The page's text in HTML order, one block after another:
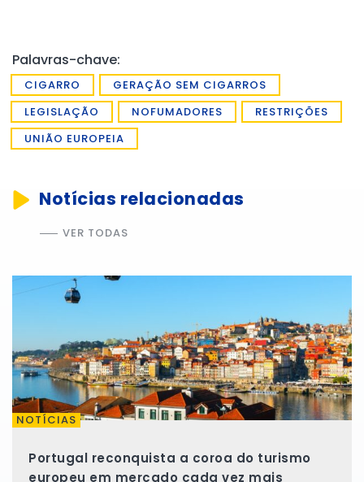
Palavras-chave:
CIGARRO
GERAÇÃO SEM CIGARROS
LEGISLAÇÃO
NOFUMADORES
RESTRIÇÕES
UNIÃO EUROPEIA
Notícias relacionadas
VER TODAS
NOTÍCIAS
Portugal reconquista a coroa do turismo
europeu em mercado cada vez mais